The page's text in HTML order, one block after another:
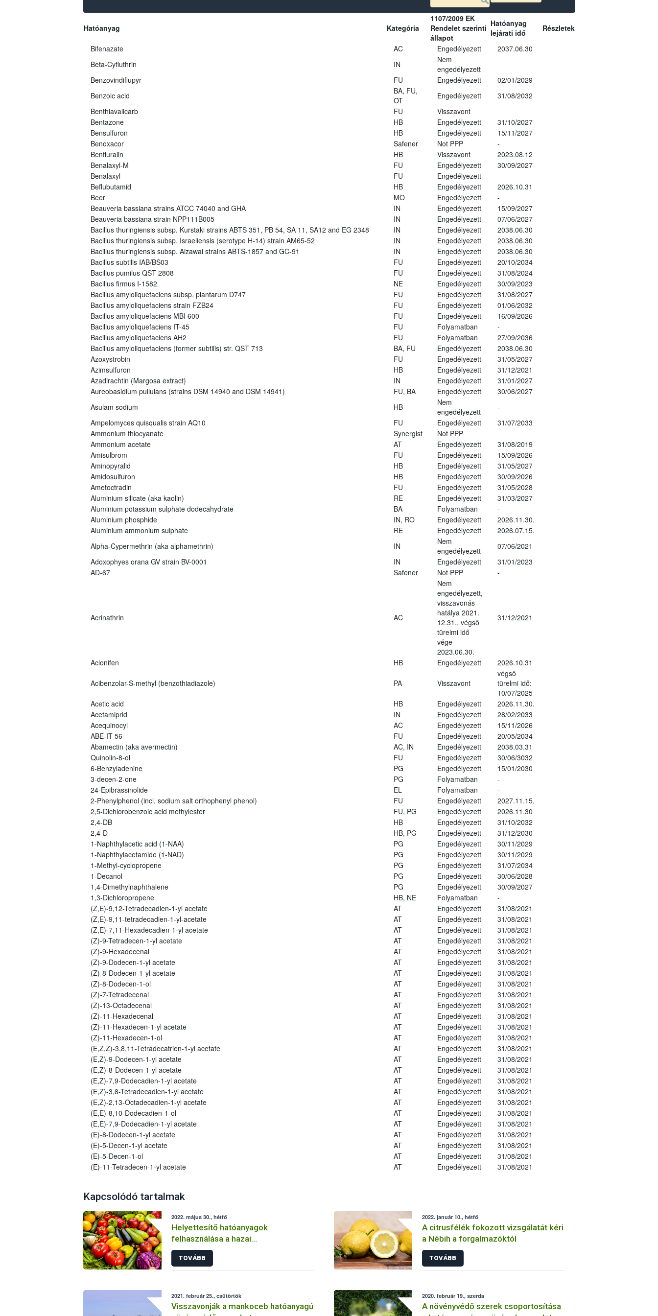
Hatóanyag Kategória
1107/2009 EK
Rendelet szerinti
állapot
Hatóanyag
lejárati idő
Részletek
Bifenazate AC Engedélyezett
2037.06.30
Beta-Cyfluthrin
IN
Nem
engedélyezett
Benzovindiflupyr
FU Engedélyezett
02/01/2029
Benzoic acid
BA, FU,
OT
Engedélyezett
31/08/2032
Benthiavalicarb
FU
Visszavont
Bentazone
HB Engedélyezett
31/10/2027
Bensulfuron
HB Engedélyezett
15/11/2027
Benoxacor
Safener Not PPP
-
Benfluralin
HB Visszavont
2023.08.12
Benalaxyl-M
FU Engedélyezett
30/09/2027
Benalaxyl
FU
Engedélyezett
Beflubutamid
HB Engedélyezett
2026.10.31
Beer
MO Engedélyezett
-
Beauveria bassiana strains ATCC 74040 and GHA
IN Engedélyezett
15/09/2027
Beauveria bassiana strain NPP111B005
IN Engedélyezett
07/06/2027
Bacillus thuringiensis subsp. Kurstaki strains ABTS 351, PB 54, SA 11, SA12 and EG 2348
IN Engedélyezett
2038.06.30
Bacillus thuringiensis subsp. Israeliensis (serotype H-14) strain AM65-52
IN Engedélyezett
2038.06.30
Bacillus thuringiensis subsp. Aizawai strains ABTS-1857 and GC-91
IN Engedélyezett
2038.06.30
Bacillus subtilis IAB/BS03
FU Engedélyezett
20/10/2034
Bacillus pumilus QST 2808
FU Engedélyezett
31/08/2024
Bacillus firmus I-1582
NE Engedélyezett
30/09/2023
Bacillus amyloliquefaciens subsp. plantarum D747
FU Engedélyezett
31/08/2027
Bacillus amyloliquefaciens strain FZB24
FU Engedélyezett
01/06/2032
Bacillus amyloliquefaciens MBI 600
FU Engedélyezett
16/09/2026
Bacillus amyloliquefaciens IT-45
FU Folyamatban
-
Bacillus amyloliquefaciens AH2
FU Folyamatban
27/09/2036
Bacillus amyloliquefaciens (former subtilis) str. QST 713
BA, FU Engedélyezett
2038.06.30
Azoxystrobin
FU Engedélyezett
31/05/2027
Azimsulfuron
HB Engedélyezett
31/12/2021
Azadirachtin (Margosa extract)
IN Engedélyezett
31/01/2027
Aureobasidium pullulans (strains DSM 14940 and DSM 14941)
FU, BA Engedélyezett
30/06/2027
Asulam sodium
HB
Nem
engedélyezett
-
Ampelomyces quisqualis strain AQ10
FU Engedélyezett
31/07/2033
Ammonium thiocyanate
Synergist
Not PPP
Ammonium acetate
AT Engedélyezett
31/08/2019
Amisulbrom
FU Engedélyezett
15/09/2026
Aminopyralid
HB Engedélyezett
31/05/2027
Amidosulfuron
HB Engedélyezett
30/09/2026
Ametoctradin
FU Engedélyezett
31/05/2028
Aluminium silicate (aka kaolin)
RE Engedélyezett
31/03/2027
Aluminium potassium sulphate dodecahydrate
BA Folyamatban
-
Aluminium phosphide
IN, RO Engedélyezett
2026.11.30.
Aluminium ammonium sulphate
RE Engedélyezett
2026.07.15.
Alpha-Cypermethrin (aka alphamethrin)
IN
Nem
engedélyezett
07/06/2021
Adoxophyes orana GV strain BV-0001
IN Engedélyezett
31/01/2023
AD-67
Safener Not PPP -
Acrinathrin AC
Nem
engedélyezett,
visszavonás
hatálya 2021.
12.31., végső
türelmi idő
vége
2023.06.30.
31/12/2021
Aclonifen HB Engedélyezett 2026.10.31
Acibenzolar-S-methyl (benzothiadiazole) PA Visszavont
végső
türelmi idő:
10/07/2025
Acetic acid
HB Engedélyezett
2026.11.30.
Acetamiprid
IN Engedélyezett
28/02/2033
Acequinocyl
AC Engedélyezett
15/11/2026
ABE-IT 56
FU Engedélyezett
20/05/2034
Abamectin (aka avermectin)
AC, IN Engedélyezett
2038.03.31
Quinolin-8-ol
FU Engedélyezett
30/06/3032
6-Benzyladenine
PG Engedélyezett
15/01/2030
3-decen-2-one
PG Folyamatban
-
24-Epibrassinolide
EL Folyamatban
-
2-Phenylphenol (incl. sodium salt orthophenyl phenol)
FU Engedélyezett
2027.11.15.
2,5-Dichlorobenzoic acid methylester
FU, PG Engedélyezett
2026.11.30
2,4-DB
HB Engedélyezett
31/10/2032
2,4-D
HB, PG Engedélyezett
31/12/2030
1-Naphthylacetic acid (1-NAA)
PG Engedélyezett
30/11/2029
1-Naphthylacetamide (1-NAD)
PG Engedélyezett
30/11/2029
1-Methyl-cyclopropene
PG Engedélyezett
31/07/2034
1-Decanol
PG Engedélyezett
30/06/2028
1,4-Dimethylnaphthalene
PG Engedélyezett
30/09/2027
1,3-Dichloropropene
HB, NE Folyamatban
-
(Z,E)-9,12-Tetradecadien-1-yl acetate
AT Engedélyezett
31/08/2021
(Z,E)-9,11-tetradecadien-1-yl-acetate
AT Engedélyezett
31/08/2021
(Z,E)-7,11-Hexadecadien-1-yl acetate
AT Engedélyezett
31/08/2021
(Z)-9-Tetradecen-1-yl acetate
AT Engedélyezett
31/08/2021
(Z)-9-Hexadecenal
AT Engedélyezett
31/08/2021
(Z)-9-Dodecen-1-yl acetate
AT Engedélyezett
31/08/2021
(Z)-8-Dodecen-1-yl acetate
AT Engedélyezett
31/08/2021
(Z)-8-Dodecen-1-ol
AT Engedélyezett
31/08/2021
(Z)-7-Tetradecenal
AT Engedélyezett
31/08/2021
(Z)-13-Octadecenal
AT Engedélyezett
31/08/2021
(Z)-11-Hexadecenal
AT Engedélyezett
31/08/2021
(Z)-11-Hexadecen-1-yl acetate
AT Engedélyezett
31/08/2021
(Z)-11-Hexadecen-1-ol
AT Engedélyezett
31/08/2021
(E,Z,Z)-3,8,11-Tetradecatrien-1-yl acetate
AT Engedélyezett
31/08/2021
(E,Z)-9-Dodecen-1-yl acetate
AT Engedélyezett
31/08/2021
(E,Z)-8-Dodecen-1-yl acetate
AT Engedélyezett
31/08/2021
(E,Z)-7,9-Dodecadien-1-yl acetate
AT Engedélyezett
31/08/2021
(E,Z)-3,8-Tetradecadien-1-yl acetate
AT Engedélyezett
31/08/2021
(E,Z)-2,13-Octadecadien-1-yl acetate
AT Engedélyezett
31/08/2021
(E,E)-8,10-Dodecadien-1-ol
AT Engedélyezett
31/08/2021
(E,E)-7,9-Dodecadien-1-yl acetate
AT Engedélyezett
31/08/2021
(E)-8-Dodecen-1-yl acetate
AT Engedélyezett
31/08/2021
(E)-5-Decen-1-yl acetate
AT Engedélyezett
31/08/2021
(E)-5-Decen-1-ol
AT Engedélyezett
31/08/2021
(E)-11-Tetradecen-1-yl acetate
AT Engedélyezett 31/08/2021
Kapcsolódó tartalmak
2022. május 30., hétfő
Helyettesítő hatóanyagok
felhasználása a hazai
növényvédelemben
TOVÁBB
2022. január 10., hétfő
A citrusfélék fokozott vizsgálatát kéri
a Nébih a forgalmazóktól
TOVÁBB
2021. február 25., csütörtök
Visszavonják a mankoceb hatóanyagú
2020. február 19., szerda
A növényvédő szerek csoportosítása